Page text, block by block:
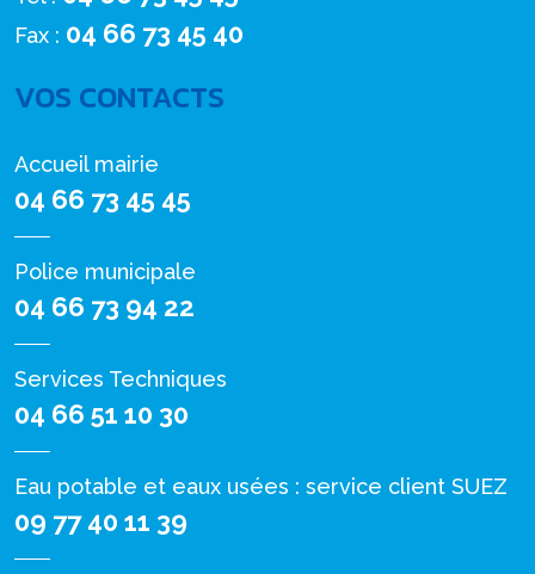
Fax : 04 66 73 45 40
VOS CONTACTS
Accueil mairie
04 66 73 45 45
Police municipale
04 66 73 94 22
Services Techniques
04 66 51 10 30
Eau potable et eaux usées : service client SUEZ
09 77 40 11 39